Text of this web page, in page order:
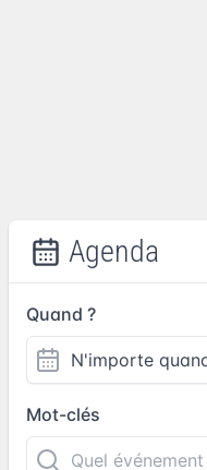
Agenda
Quand ?
Mot-clés